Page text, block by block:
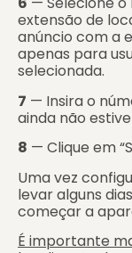
extensão de
anúncio com a
apenas para
selecionada.
7 — Insira o
ainda não
8 — Clique em
Uma vez
levar alguns
começar a
É importante